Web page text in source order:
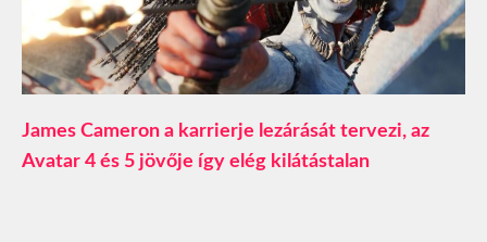
James Cameron a karrierje lezárását tervezi, az
Avatar 4 és 5 jövője így elég kilátástalan